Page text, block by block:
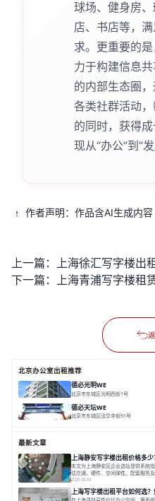
球场、健身房
店、书店等，
求。更重要的
力于构建信息
的内部生态圈
各类社群活动
的同时，获得
现从“办公”到“
作者声明：作品含AI生成内容
上一篇：
下一篇：
北京办公室出租推荐
德必光明WE
北京市东城区光明西街1号
德必天坛WE
北京市东城区法华寺街91号
最新文章
上海静安写字楼出租价格多
本文为上海静安区企业选址提供系统
估交通、硬件、空间弹性、配套服务
出打破固定工位思维，采用精装灵活
以说明。之后指出，专业运营服务商
价值、助力企业成长的关键。对于许
2026-08-04
上海写字楼出租平台如何选